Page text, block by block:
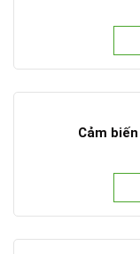
Cảm